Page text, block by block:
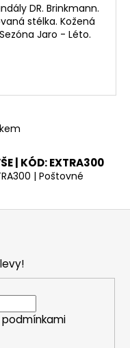
DR. Brinkmann.
stélka. Kožená
Jaro - Léto.
| KÓD: EXTRA300
| Poštovné
podmínkami